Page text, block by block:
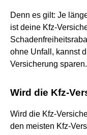
Denn es gilt: Je
ist deine Kfz-
ohne Unfall, kannst
Versicherung sparen.
Wird die Kfz-
Wird die Kfz-
den meisten Kfz-